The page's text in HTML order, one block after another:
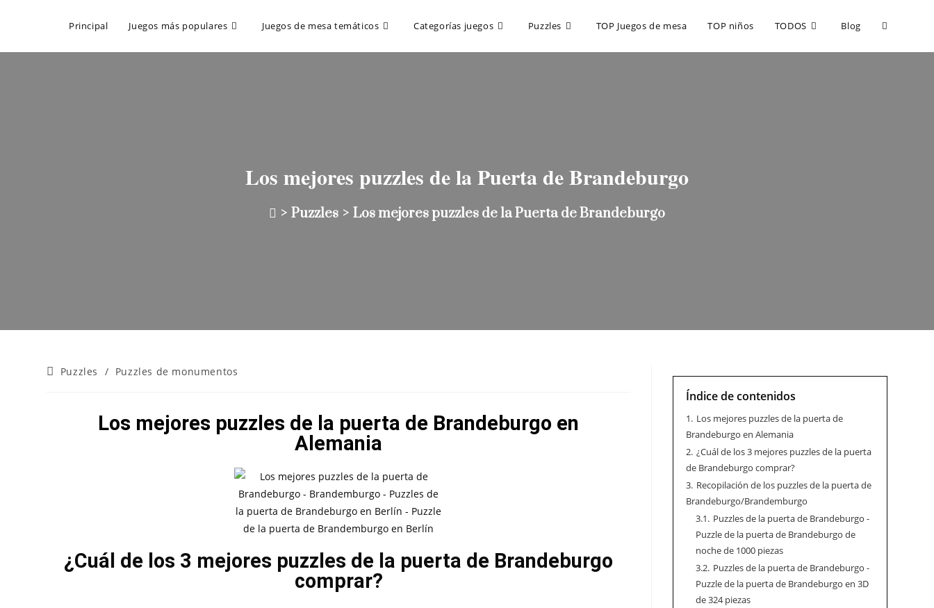
Principal Juegos más populares Juegos de mesa temáticos Categorías juegos Puzzles TOP Juegos de mesa TOP niños TODOS Blog
Los mejores puzzles de la Puerta de Brandeburgo
> Puzzles > Los mejores puzzles de la Puerta de Brandeburgo
Puzzles / Puzzles de monumentos
Los mejores puzzles de la puerta de Brandeburgo en
Alemania
¿Cuál de los 3 mejores puzzles de la puerta de Brandeburgo
comprar?
Índice de contenidos
1. Los mejores puzzles de la puerta de
Brandeburgo en Alemania
2. ¿Cuál de los 3 mejores puzzles de la puerta
de Brandeburgo comprar?
3. Recopilación de los puzzles de la puerta de
Brandeburgo/Brandemburgo
3.1. Puzzles de la puerta de Brandeburgo -
Puzzle de la puerta de Brandeburgo de
noche de 1000 piezas
3.2. Puzzles de la puerta de Brandeburgo -
Puzzle de la puerta de Brandeburgo en 3D
de 324 piezas